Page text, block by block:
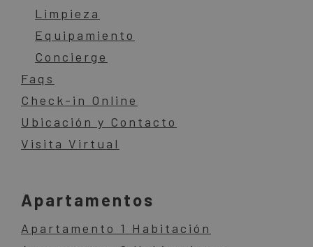
Limpieza
Equipamiento
Concierge
Faqs
Check-in Online
Ubicación y Contacto
Visita Virtual
Apartamentos
Apartamento 1 Habitación